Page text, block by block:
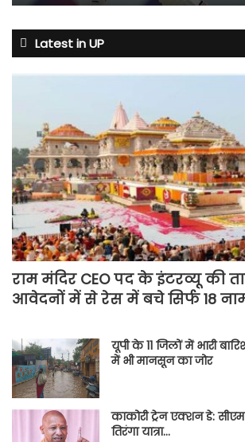
बढ़ी
Latest in UP
राम मंदिर CEO पद के इंटरव्यू की
आवेदनों में से रेस में बचे सिर्फ 18
यूपी के 11 जिलों में भारी
में भी मानसून का जोर
काकोरी ट्रेन एक्शन डे:
तिरंगा यात्रा…